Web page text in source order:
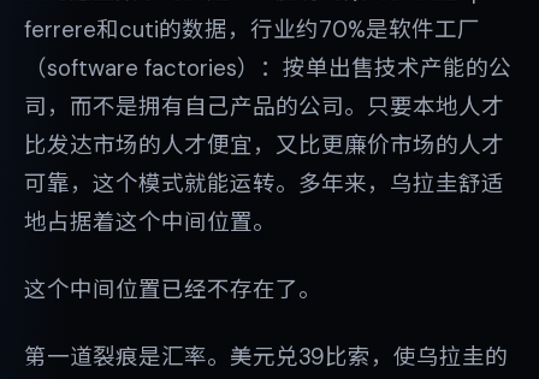
ferrere和cuti的数据，行业约70%是软件工厂
（software factories）：按单出售技术产能的公
司，而不是拥有自己产品的公司。只要本地人才
比发达市场的人才便宜，又比更廉价市场的人才
可靠，这个模式就能运转。多年来，乌拉圭舒适
地占据着这个中间位置。
这个中间位置已经不存在了。
第一道裂痕是汇率。美元兑39比索，使乌拉圭的